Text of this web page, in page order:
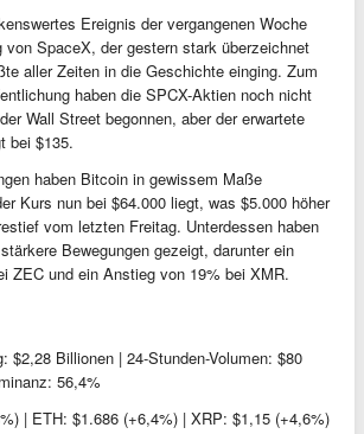
Ereignis der vergangenen Woche
von SpaceX, der gestern stark überzeichnet
aller Zeiten in die Geschichte einging. Zum
haben die SPCX-Aktien noch nicht
Wall Street begonnen, aber der erwartete
bei $135.
haben Bitcoin in gewissem Maße
Kurs nun bei $64.000 liegt, was $5.000 höher
vom letzten Freitag. Unterdessen haben
Bewegungen gezeigt, darunter ein
ZEC und ein Anstieg von 19% bei XMR.
$2,28 Billionen | 24-Stunden-Volumen: $80
56,4%
| ETH: $1.686 (+6,4%) | XRP: $1,15 (+4,6%)